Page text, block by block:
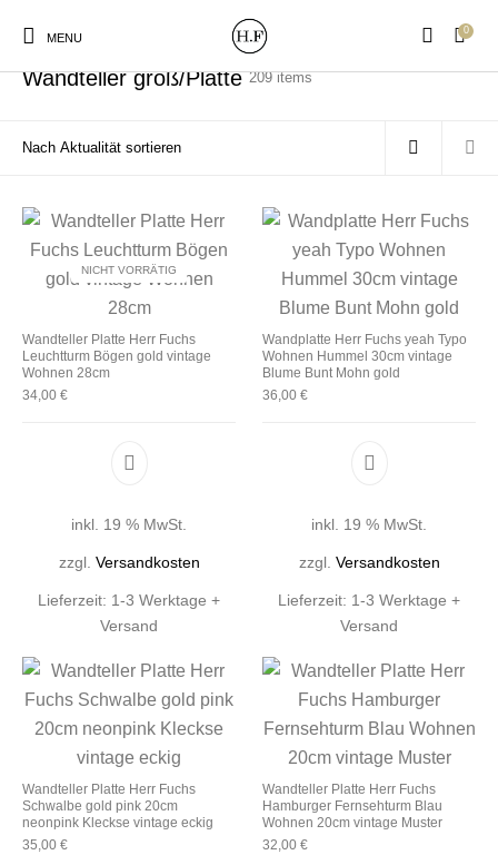
MENU
0
New Products On Sale! Wandteller Geschirrtücher
Magneten
Mützen / Beanies und
Patches
Print:
Start / Wandteller Wandteller groß/Platte
Wandteller groß/Platte209 items
NICHT VORRÄTIG
Wandteller Platte Herr Fuchs
Leuchtturm Bögen gold vintage
Wohnen 28cm
34,00 €
inkl. 19 % MwSt.
zzgl. Versandkosten
Lieferzeit: 1-3 Werktage +
Versand
Wandplatte Herr Fuchs yeah Typo
Wohnen Hummel 30cm vintage
Blume Bunt Mohn gold
36,00 €
inkl. 19 % MwSt.
zzgl. Versandkosten
Lieferzeit: 1-3 Werktage +
Versand
Wandteller Platte Herr Fuchs
Schwalbe gold pink 20cm
neonpink Kleckse vintage eckig
35,00 €
Wandteller Platte Herr Fuchs
Hamburger Fernsehturm Blau
Wohnen 20cm vintage Muster
32,00 €